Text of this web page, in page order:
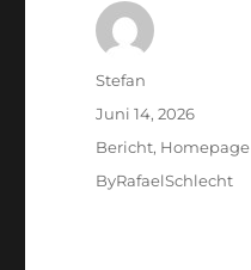
Autor
Stefan
Veröffentlicht
Juni 14, 2026
Kategorien
Bericht, Homepage
Schlagwörter
ByRafaelSchlecht